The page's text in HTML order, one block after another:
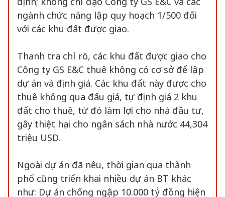
ngành chức năng lập quy hoạch 1/500 đối
với các khu đất được giao.
Thanh tra chỉ rõ, các khu đất được giao cho
Công ty GS E&C thuê không có cơ sở để lập
dự án và định giá. Các khu đất này được cho
thuê không qua đấu giá, tự định giá 2 khu
đất cho thuê, từ đó làm lợi cho nhà đầu tư,
gây thiệt hại cho ngân sách nhà nước 44,304
triệu USD.
Ngoài dự án đã nêu, thời gian qua thành
phố cũng triển khai nhiều dự án BT khác
như: Dự án chống ngập 10.000 tỷ đồng hiện